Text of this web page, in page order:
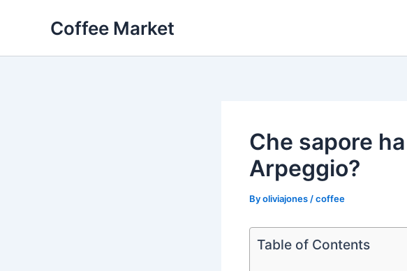
Coffee Market
Che sapore
Arpeggio?
Byoliviajones /coffee
Table of Contents